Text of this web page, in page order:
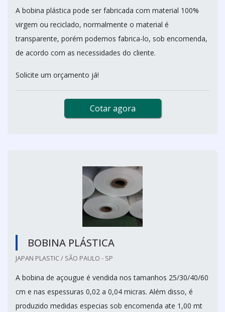
A bobina plástica pode ser fabricada com material 100%
virgem ou reciclado, normalmente o material é
transparente, porém podemos fabrica-lo, sob encomenda,
de acordo com as necessidades do cliente.
Solicite um orçamento já!
Cotar agora
BOBINA PLÁSTICA
JAPAN PLASTIC / SÃO PAULO - SP
A bobina de açougue é vendida nos tamanhos 25/30/40/60
cm e nas espessuras 0,02 a 0,04 micras. Além disso, é
produzido medidas especias sob encomenda ate 1,00 mt